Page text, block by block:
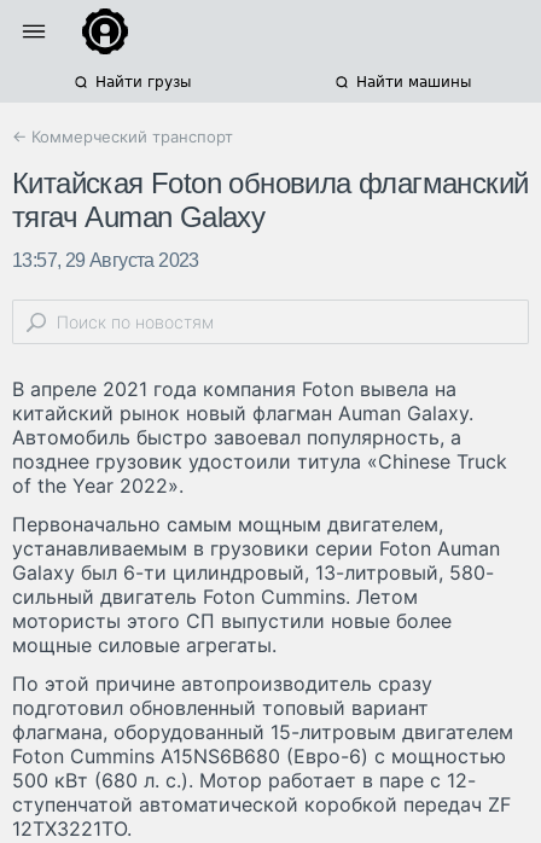
Найти грузы Найти машины
← Коммерческий транспорт
Китайская Foton обновила флагманский
тягач Auman Galaxy
13:57, 29 Августа 2023
В апреле 2021 года компания Foton вывела на
китайский рынок новый флагман Auman Galaxy.
Автомобиль быстро завоевал популярность, а
позднее грузовик удостоили титула «Chinese Truck
of the Year 2022».
Первоначально самым мощным двигателем,
устанавливаемым в грузовики серии Foton Auman
Galaxy был 6-ти цилиндровый, 13-литровый, 580-
сильный двигатель Foton Cummins. Летом
мотористы этого СП выпустили новые более
мощные силовые агрегаты.
По этой причине автопроизводитель сразу
подготовил обновленный топовый вариант
флагмана, оборудованный 15-литровым двигателем
Foton Cummins A15NS6B680 (Евро-6) с мощностью
500 кВт (680 л. с.). Мотор работает в паре с 12-
ступенчатой автоматической коробкой передач ZF
12TX3221TO.